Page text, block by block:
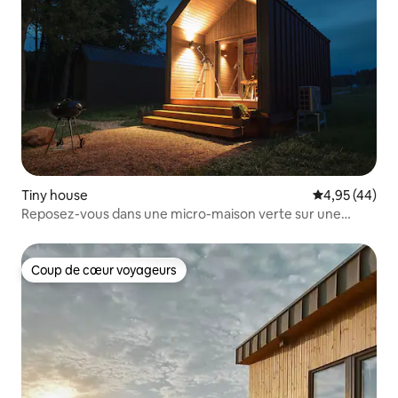
Tiny house Évaluation
4,95 (44)
Reposez-vous dans une micro-maison verte sur une
Coup de cœur voyageurs
Coup de cœur voyageurs